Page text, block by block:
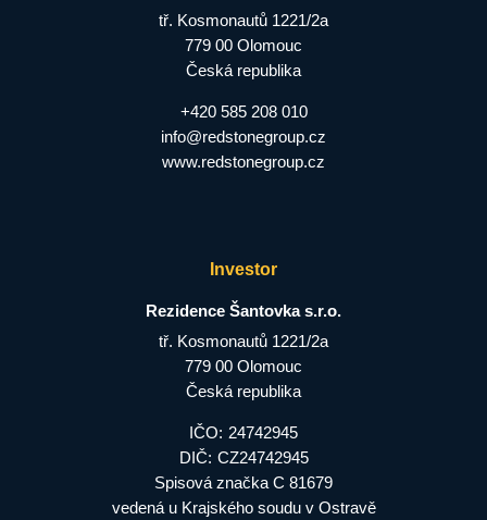
tř. Kosmonautů 1221/2a
779 00 Olomouc
Česká republika
+420 585 208 010
info@redstonegroup.cz
www.redstonegroup.cz
Investor
Rezidence Šantovka s.r.o.
tř. Kosmonautů 1221/2a
779 00 Olomouc
Česká republika
IČO: 24742945
DIČ: CZ24742945
Spisová značka C 81679
vedená u Krajského soudu v Ostravě